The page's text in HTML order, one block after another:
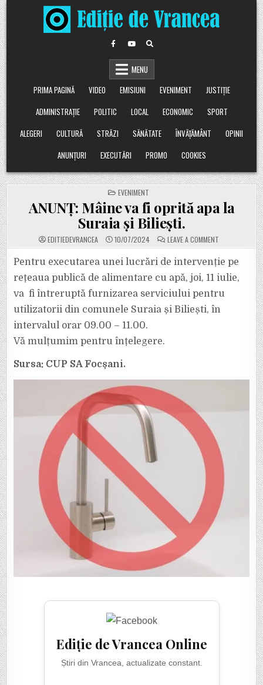
Skip
to
content
MENU
PRIMA PAGINĂ
VIDEO EMISIUNI EVENIMENT
JUSTIȚIE
ADMINISTRAȚIE
POLITIC LOCAL ECONOMIC
SPORT
ALEGERI
CULTURĂ STRĂZI SĂNĂTATE ÎNVĂȚĂMÂNT
OPINII
ANUNȚURI
EXECUTĂRI PROMO COOKIES
POSTED
IN
EVENIMENT
ANUNȚ: Mâine va fi oprită apa la
Suraia și Biliești.
EDITIEDEVRANCEA 10/07/2024 LEAVE A COMMENTON
ANUNȚ:
VA
FI
OPRITĂ
APA
SURAIA
BILIEȘTI.
Pentru executarea unei lucrări de intervenție pe
rețeaua publică de alimentare cu apă, joi, 11 iulie,
va fi întreruptă furnizarea serviciului pentru
utilizatorii din comunele Suraia și Biliești, în
intervalul orar 09.00 – 11.00.
Vă mulțumim pentru înțelegere.
Sursa: CUP SA Focșani.
Ediție de Vrancea Online
Știri din Vrancea, actualizate constant.